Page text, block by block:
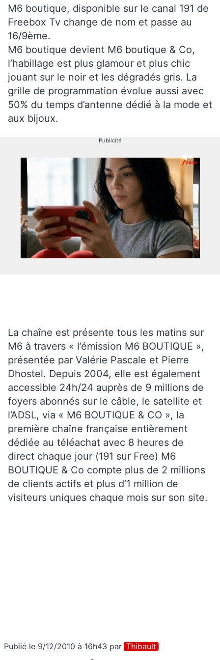
M6 boutique, disponible sur le canal 191 de
Freebox Tv change de nom et passe au
16/9ème.
M6 boutique devient M6 boutique & Co,
l’habillage est plus glamour et plus chic
jouant sur le noir et les dégradés gris. La
grille de programmation évolue aussi avec
50% du temps d’antenne dédié à la mode et
aux bijoux.
Publicité
La chaîne est présente tous les matins sur
M6 à travers « l’émission M6 BOUTIQUE »,
présentée par Valérie Pascale et Pierre
Dhostel. Depuis 2004, elle est également
accessible 24h/24 auprès de 9 millions de
foyers abonnés sur le câble, le satellite et
l’ADSL, via « M6 BOUTIQUE & CO », la
première chaîne française entièrement
dédiée au téléachat avec 8 heures de
direct chaque jour (191 sur Free) M6
BOUTIQUE & Co compte plus de 2 millions
de clients actifs et plus d’1 million de
visiteurs uniques chaque mois sur son site.
Publié le 9/12/2010 à 16h43 par Thibault